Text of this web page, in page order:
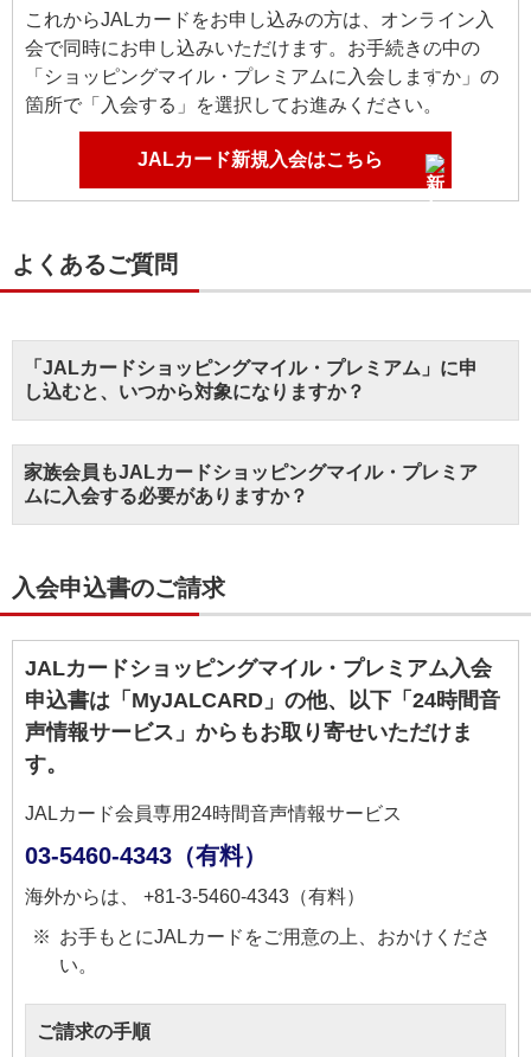
これからJALカードをお申し込みの方は、オンライン入
会で同時にお申し込みいただけます。お手続きの中の
「ショッピングマイル・プレミアムに入会しますか」の
箇所で「入会する」を選択してお進みください。
JALカード新規入会はこちら
よくあるご質問
「JALカードショッピングマイル・プレミアム」に申
し込むと、いつから対象になりますか？
家族会員もJALカードショッピングマイル・プレミア
ムに入会する必要がありますか？
入会申込書のご請求
JALカードショッピングマイル・プレミアム入会
申込書は「MyJALCARD」の他、以下「24時間音
声情報サービス」からもお取り寄せいただけま
す。
JALカード会員専用24時間音声情報サービス
03-5460-4343（有料）
海外からは、 +81-3-5460-4343（有料）
お手もとにJALカードをご用意の上、おかけくださ
い。
ご請求の手順